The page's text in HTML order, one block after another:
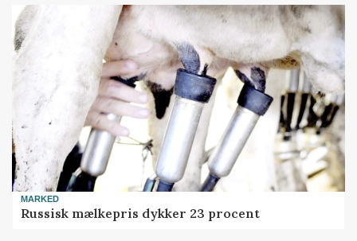
MARKED
Russisk mælkepris dykker 23 procent